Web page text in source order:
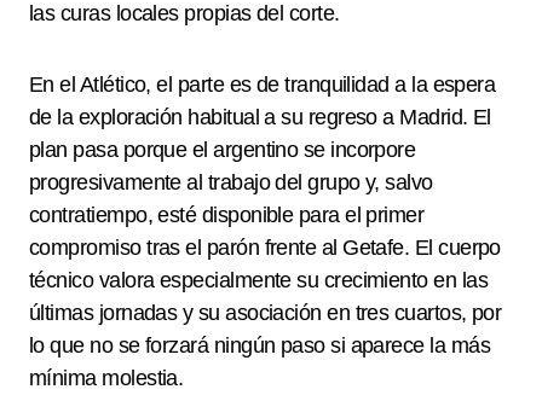
las curas locales propias del corte.
En el Atlético, el parte es de tranquilidad a la espera
de la exploración habitual a su regreso a Madrid. El
plan pasa porque el argentino se incorpore
progresivamente al trabajo del grupo y, salvo
contratiempo, esté disponible para el primer
compromiso tras el parón frente al Getafe. El cuerpo
técnico valora especialmente su crecimiento en las
últimas jornadas y su asociación en tres cuartos, por
lo que no se forzará ningún paso si aparece la más
mínima molestia.